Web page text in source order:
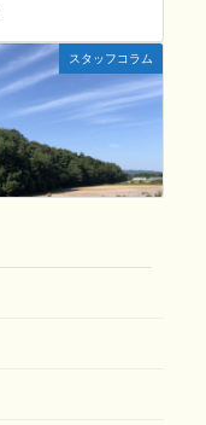
スタッフコラム